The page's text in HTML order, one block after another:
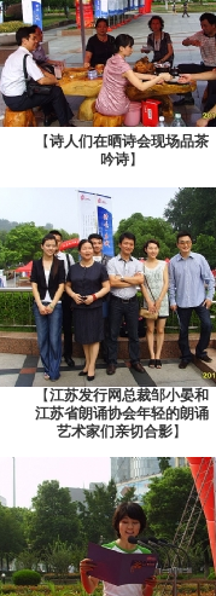
【诗人们在晒诗会现场品茶
吟诗】
【江苏发行网总裁邹小晏和
江苏省朗诵协会年轻的朗诵
艺术家们亲切合影】